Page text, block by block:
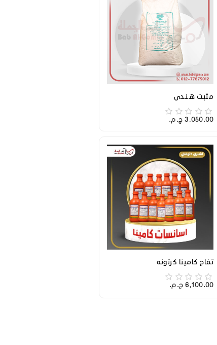
مثبت هـنـدي
3,050.00 ج.م.‏
تفاح كامينا كرتونه
6,100.00 ج.م.‏